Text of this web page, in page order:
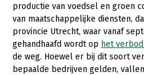
Melkveehouderij
Paardenhouderij
Pluimveehouderij
Schapenhouderij
Bomen, vaste planten en
Fruitteelt
Glastuinbouw
Paddenstoelen
Onderwerpen
Nieuws
Nieuwsabonnement
productie van voedsel en groen
van maatschappelijke diensten,
provincie Utrecht, waar vanaf
gehandhaafd wordt op het
de weg. Hoewel er bij dit soort
bepaalde bedrijven gelden,